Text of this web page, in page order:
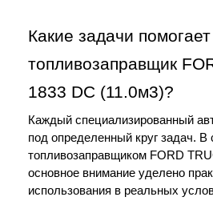
Какие задачи
топливозаправщик
1833 DC (11.0м3)?
Каждый специализированный
под определенный круг задач. В
топливозаправщиком FORD
основное внимание уделено
использования в реальных